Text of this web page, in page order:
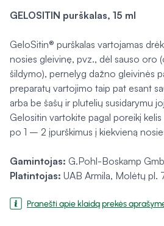
GELOSITIN purškalas, 15 ml
GeloSitin® purškalas vartojamas
nosies gleivinę, pvz., dėl sauso oro
šildymo), pernelyg dažno gleivinės
preparatų vartojimo taip pat esant
arba be šašų ir plutelių susidarymu
Gelositin vartokite pagal poreikį
po 1 – 2 įpurškimus į kiekvieną
Gamintojas: G.Pohl-Boskamp
Platintojas: UAB Armila, Molėtų pl.
Pranešti apie klaidą prekės